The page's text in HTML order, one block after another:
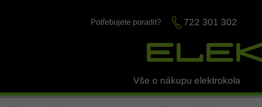
Potřebujete poradit? 722 301 302
Vše o nákupu elektrokola